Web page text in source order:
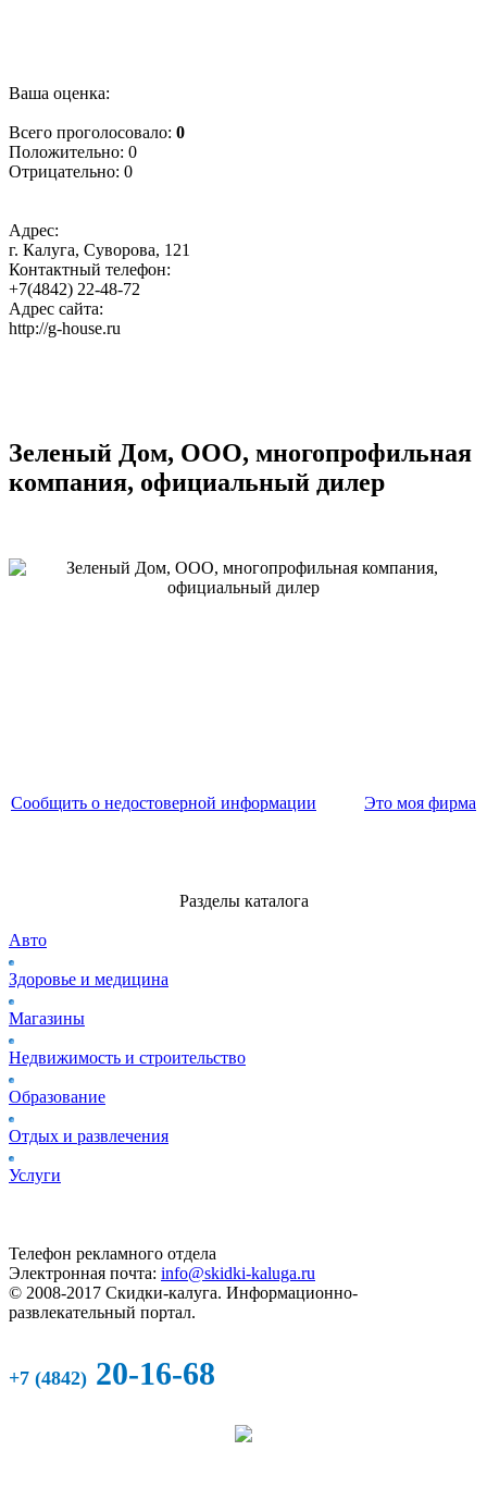
Ваша оценка:
Всего проголосовало: 0
Положительно: 0
Отрицательно: 0
Адрес:
г. Калуга, Суворова, 121
Контактный телефон:
+7(4842) 22-48-72
Адрес сайта:
http://g-house.ru
Зеленый Дом, ООО, многопрофильная
компания, официальный дилер
Сообщить о недостоверной информации Это моя фирма
Разделы каталога
Авто
Здоровье и медицина
Магазины
Недвижимость и строительство
Образование
Отдых и развлечения
Услуги
Телефон рекламного отдела
Электронная почта: info@skidki-kaluga.ru
© 2008-2017 Скидки-калуга. Информационно-
развлекательный портал.
+7 (4842) 20-16-68